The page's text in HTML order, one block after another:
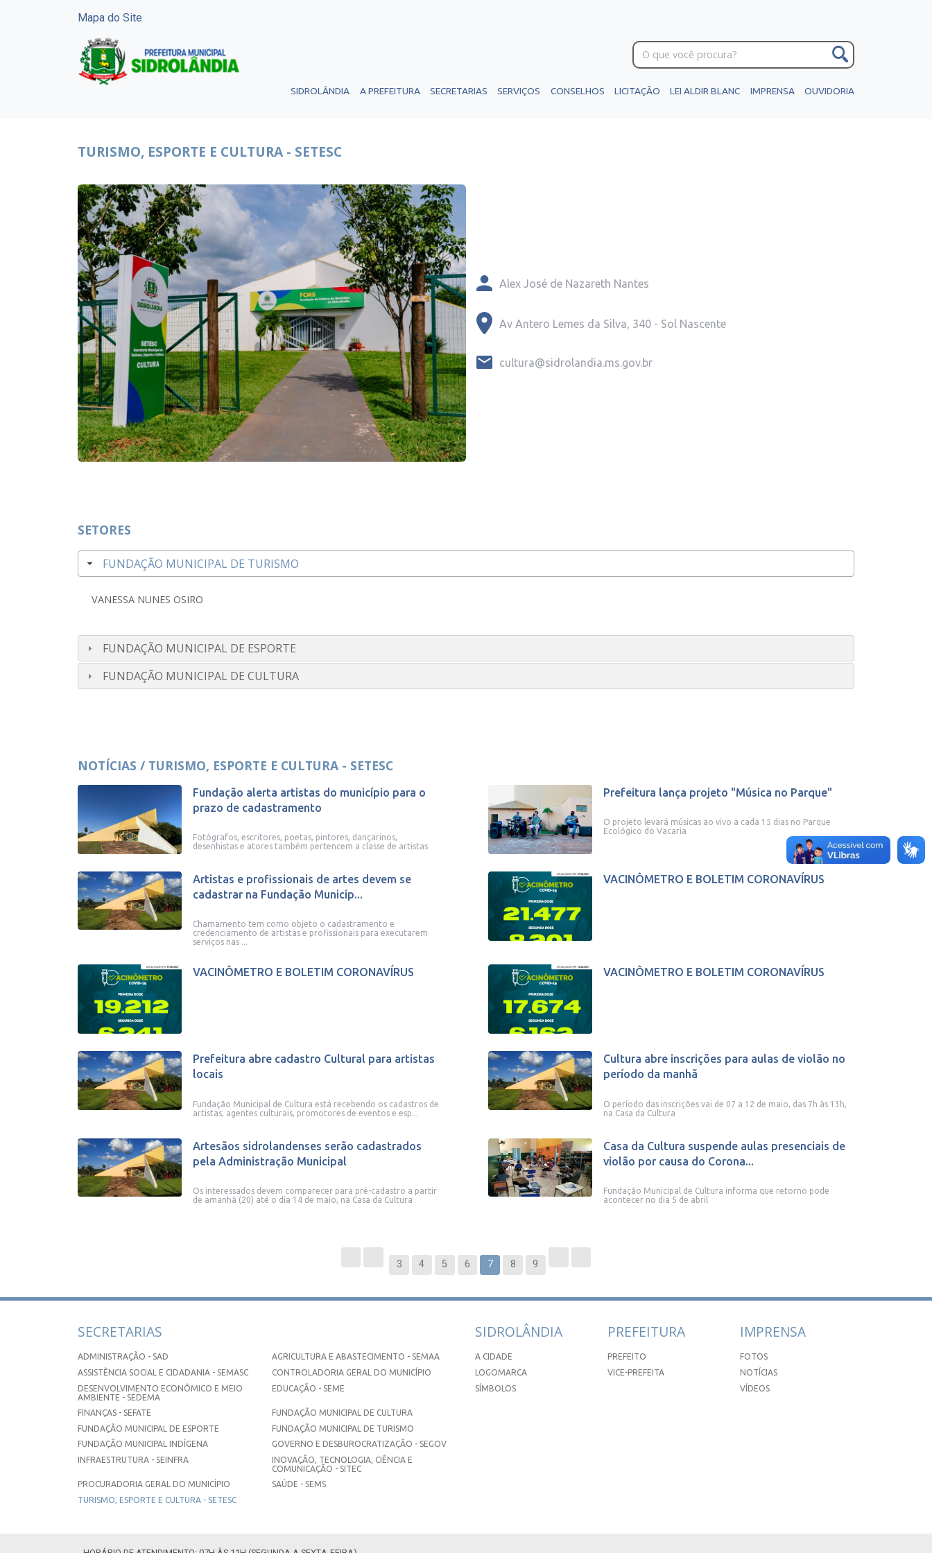
Mapa do Site
SIDROLÂNDIA A PREFEITURA SECRETARIAS SERVIÇOS CONSELHOS LICITAÇÃO LEI ALDIR BLANC IMPRENSA OUVIDORIA
TURISMO, ESPORTE E CULTURA - SETESC
Alex José de Nazareth Nantes
Av Antero Lemes da Silva, 340 - Sol Nascente
cultura@sidrolandia.ms.gov.br
SETORES
FUNDAÇÃO MUNICIPAL DE TURISMO
VANESSA NUNES OSIRO
FUNDAÇÃO MUNICIPAL DE ESPORTE
FUNDAÇÃO MUNICIPAL DE CULTURA
NOTÍCIAS / TURISMO, ESPORTE E CULTURA - SETESC
Fundação alerta artistas do município para o
prazo de cadastramento
Fotógrafos, escritores, poetas, pintores, dançarinos,
desenhistas e atores também pertencem a classe de artistas
Prefeitura lança projeto "Música no Parque"
O projeto levará músicas ao vivo a cada 15 dias no Parque
Ecológico do Vacaria
Artistas e profissionais de artes devem se
cadastrar na Fundação Municip...
Chamamento tem como objeto o cadastramento e
credenciamento de artistas e profissionais para executarem
serviços nas ...
VACINÔMETRO E BOLETIM CORONAVÍRUS
VACINÔMETRO E BOLETIM CORONAVÍRUS VACINÔMETRO E BOLETIM CORONAVÍRUS
Prefeitura abre cadastro Cultural para artistas
locais
Fundação Municipal de Cultura está recebendo os cadastros de
artistas, agentes culturais, promotores de eventos e esp...
Cultura abre inscrições para aulas de violão no
período da manhã
O período das inscrições vai de 07 a 12 de maio, das 7h às 13h,
na Casa da Cultura
Artesãos sidrolandenses serão cadastrados
pela Administração Municipal
Os interessados devem comparecer para pré-cadastro a partir
de amanhã (20) até o dia 14 de maio, na Casa da Cultura
Casa da Cultura suspende aulas presenciais de
violão por causa do Corona...
Fundação Municipal de Cultura informa que retorno pode
acontecer no dia 5 de abril
3 4 5 6 7 8 9
SECRETARIAS
ADMINISTRAÇÃO - SAD
AGRICULTURA E ABASTECIMENTO - SEMAA
ASSISTÊNCIA SOCIAL E CIDADANIA - SEMASC
CONTROLADORIA GERAL DO MUNICÍPIO
DESENVOLVIMENTO ECONÔMICO E MEIO
AMBIENTE - SEDEMA
EDUCAÇÃO - SEME
FINANÇAS - SEFATE
FUNDAÇÃO MUNICIPAL DE CULTURA
FUNDAÇÃO MUNICIPAL DE ESPORTE
FUNDAÇÃO MUNICIPAL DE TURISMO
FUNDAÇÃO MUNICIPAL INDÍGENA
GOVERNO E DESBUROCRATIZAÇÃO - SEGOV
INFRAESTRUTURA - SEINFRA
INOVAÇÃO, TECNOLOGIA, CIÊNCIA E
COMUNICAÇÃO - SITEC
PROCURADORIA GERAL DO MUNICÍPIO
SAÚDE - SEMS
TURISMO, ESPORTE E CULTURA - SETESC
SIDROLÂNDIA
A CIDADE
LOGOMARCA
SÍMBOLOS
PREFEITURA
PREFEITO
VICE-PREFEITA
IMPRENSA
FOTOS
NOTÍCIAS
VÍDEOS